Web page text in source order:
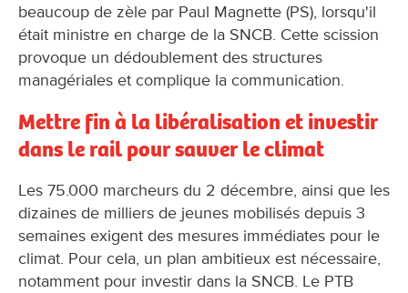
beaucoup de zèle par Paul Magnette (PS), lorsqu'il
était ministre en charge de la SNCB. Cette scission
provoque un dédoublement des structures
managériales et complique la communication.
Mettre fin à la libéralisation et investir
dans le rail pour sauver le climat
Les 75.000 marcheurs du 2 décembre, ainsi que les
dizaines de milliers de jeunes mobilisés depuis 3
semaines exigent des mesures immédiates pour le
climat. Pour cela, un plan ambitieux est nécessaire,
notamment pour investir dans la SNCB. Le PTB